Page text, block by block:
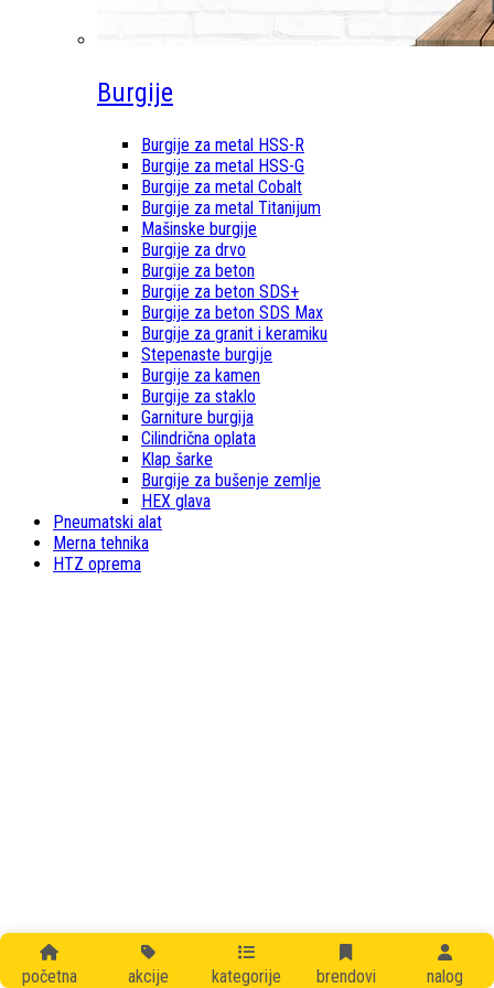
početna akcije kategorije brendovi nalog
Burgije
Burgije za metal HSS-R
Burgije za metal HSS-G
Burgije za metal Cobalt
Burgije za metal Titanijum
Mašinske burgije
Burgije za drvo
Burgije za beton
Burgije za beton SDS+
Burgije za beton SDS Max
Burgije za granit i keramiku
Stepenaste burgije
Burgije za kamen
Burgije za staklo
Garniture burgija
Cilindrična oplata
Klap šarke
Burgije za bušenje zemlje
HEX glava
Pneumatski alat
Merna tehnika
HTZ oprema